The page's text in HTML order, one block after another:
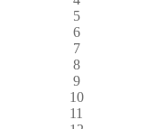
5
6
7
8
9
10
11